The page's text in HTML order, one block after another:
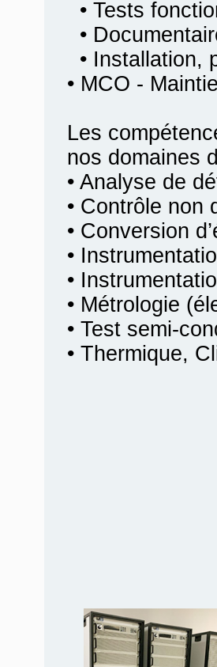
• Tests
•
• Installation,
• MCO -
Les
nos domaines
• Analyse de
• Contrôle non
• Conversion
•
•
• Métrologie
• Test semi-
• Thermique,